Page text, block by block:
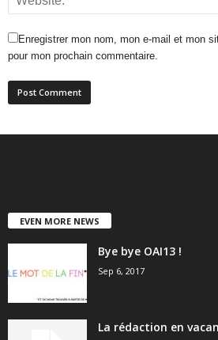
Enregistrer mon nom, mon e-mail et mon
pour mon prochain commentaire.
EVEN MORE NEWS
Bye bye OAI13 !
Sep 6, 2017
La rédaction en